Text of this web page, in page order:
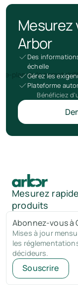
Mesurez
Arbor
Des
échelle
Gérez les
Plateforme
Bénéficiez
Mesurez
produits
Abonnez-vous à
Mises à jour
les
décideurs.
Souscrire